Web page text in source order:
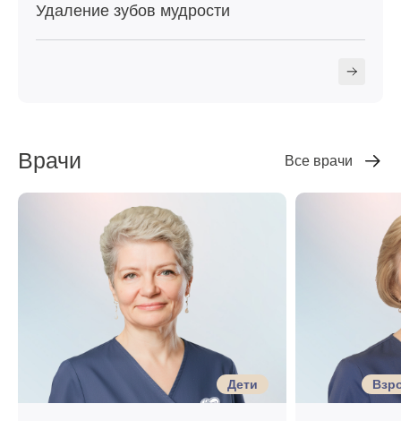
Удаление зубов мудрости
Врачи Все врачи
Дети